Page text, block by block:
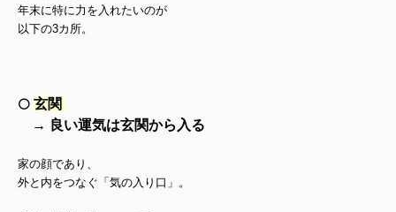
年末に特に力を入れたいのが
以下の3カ所。
⚪️ 玄関
→ 良い運気は玄関から入る
家の顔であり、
外と内をつなぐ「気の入り口」。